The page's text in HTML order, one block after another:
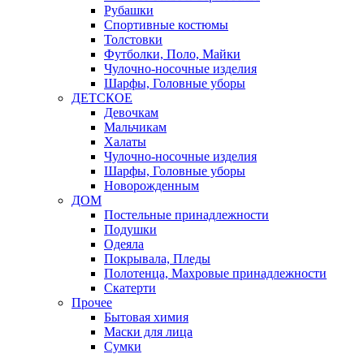
Рубашки
Спортивные костюмы
Толстовки
Футболки, Поло, Майки
Чулочно-носочные изделия
Шарфы, Головные уборы
ДЕТСКОЕ
Девочкам
Мальчикам
Халаты
Чулочно-носочные изделия
Шарфы, Головные уборы
Новорожденным
ДОМ
Постельные принадлежности
Подушки
Одеяла
Покрывала, Пледы
Полотенца, Махровые принадлежности
Скатерти
Прочее
Бытовая химия
Маски для лица
Сумки